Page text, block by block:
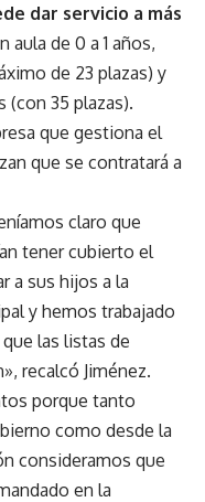
dar servicio a más
aula de 0 a 1 años,
de 23 plazas) y
(con 35 plazas).
que gestiona el
que se contratará a
claro que
tener cubierto el
a sus hijos a la
y hemos trabajado
las listas de
recalcó Jiménez.
porque tanto
como desde la
consideramos que
en la